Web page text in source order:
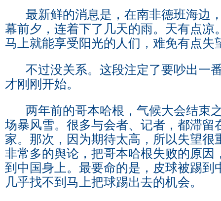
最新鲜的消息是，在南非德班海边
幕前夕，连着下了几天的雨。天有点凉
马上就能享受阳光的人们，难免有点失
不过没关系。这段注定了要吵出一
才刚刚开始。
两年前的哥本哈根，气候大会结束
场暴风雪。很多与会者、记者，都滞留
家。那次，因为期待太高，所以失望很
非常多的舆论，把哥本哈根失败的原因
到中国身上。最要命的是，皮球被踢到
几乎找不到马上把球踢出去的机会。